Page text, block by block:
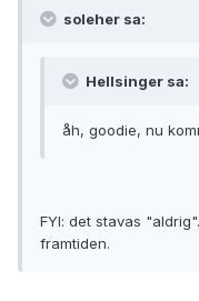
soleher sa:
Hellsinger sa:
åh, goodie, nu
FYI: det stavas
framtiden.